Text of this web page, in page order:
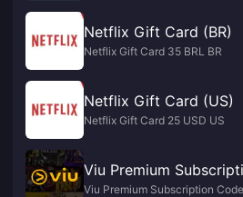
Netflix Gift Card (BR)
Netflix Gift Card 35 BRL BR
Netflix Gift Card (US)
Netflix Gift Card 25 USD US
Viu Premium
Viu Premium Subscription